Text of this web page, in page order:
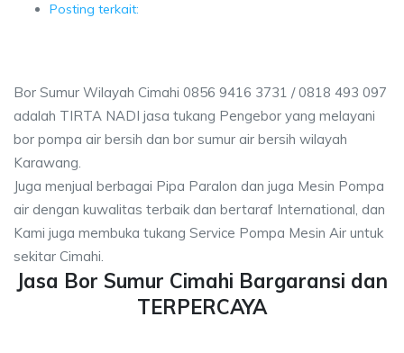
Posting terkait:
Bor Sumur Wilayah Cimahi 0856 9416 3731 / 0818 493 097
adalah TIRTA NADI jasa tukang Pengebor yang melayani
bor pompa air bersih dan bor sumur air bersih wilayah
Karawang.
Juga menjual berbagai Pipa Paralon dan juga Mesin Pompa
air dengan kuwalitas terbaik dan bertaraf International, dan
Kami juga membuka tukang Service Pompa Mesin Air untuk
sekitar Cimahi.
Jasa Bor Sumur Cimahi Bargaransi dan
TERPERCAYA